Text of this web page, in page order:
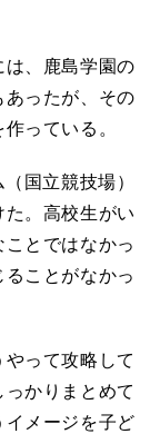
、鹿島学園の
ったが、その
っている。
国立競技場）
。高校生がい
とではなかっ
ことがなかっ
やって攻略して
かりまとめて
イメージを子ど